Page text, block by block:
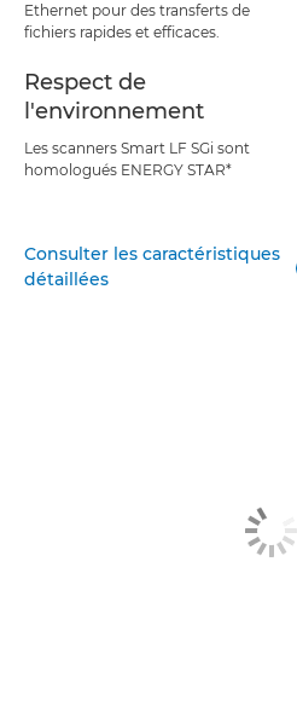
Ethernet pour des transferts de
fichiers rapides et efficaces.
Respect de
l'environnement
Les scanners Smart LF SGi sont
homologués ENERGY STAR*
Consulter les caractéristiques
détaillées